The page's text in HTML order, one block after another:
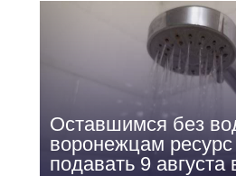
Оставшимся без
воронежцам ресурс
подавать 9 августа